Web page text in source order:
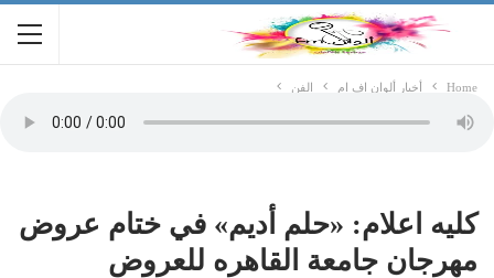
Home أخبار ألوان اف ام الفن
كليه اعلام: «حلم أديم» في ختام عروض
مهرجان جامعة القاهره للعروض